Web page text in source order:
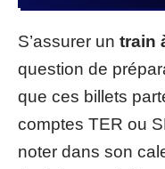
S’assurer un train
question de
que ces billets
comptes TER ou
noter dans son